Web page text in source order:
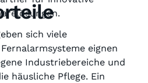
sich viele
eignen
Industriebereiche und
häusliche Pflege. Ein